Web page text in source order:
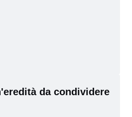
da condividere